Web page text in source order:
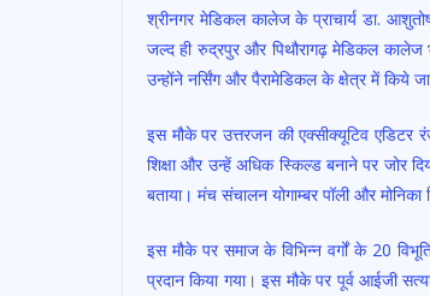
श्रीनगर मेडिकल कालेज के प्राचार्य डा.
जल्द ही रुद्रपुर और पिथौरागढ़ मेडिकल
उन्होंने नर्सिंग और पैरामेडिकल के क्षेत्र में किये
इस मौके पर उत्तरजन की एक्सीक्यूटिव एडिटर
शिक्षा और उन्हें अधिक स्किल्ड बनाने पर जोर
बताया। मंच संचालन योगाम्बर पॉली और मोनिका
इस मौके पर समाज के विभिन्न वर्गों के 20
प्रदान किया गया। इस मौके पर पूर्व आईजी